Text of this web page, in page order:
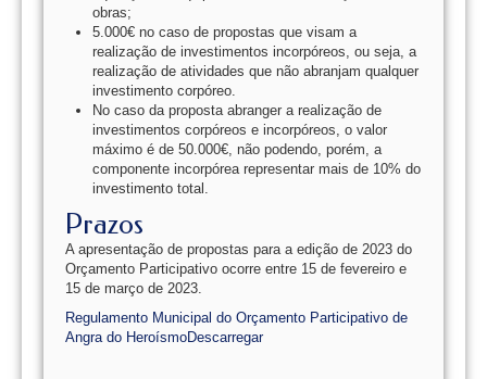
obras;
5.000€ no caso de propostas que visam a
realização de investimentos incorpóreos, ou seja, a
realização de atividades que não abranjam qualquer
investimento corpóreo.
No caso da proposta abranger a realização de
investimentos corpóreos e incorpóreos, o valor
máximo é de 50.000€, não podendo, porém, a
componente incorpórea representar mais de 10% do
investimento total.
Prazos
A apresentação de propostas para a edição de 2023 do
Orçamento Participativo ocorre entre 15 de fevereiro e
15 de março de 2023.
Regulamento Municipal do Orçamento Participativo de
Angra do HeroísmoDescarregar